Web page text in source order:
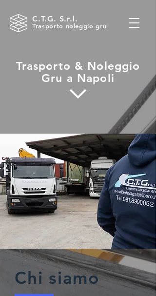
C.T.G. S.r.l.
Trasporto noleggio gru
Trasporto & Noleggio
Gru a Napoli
Chi siamo